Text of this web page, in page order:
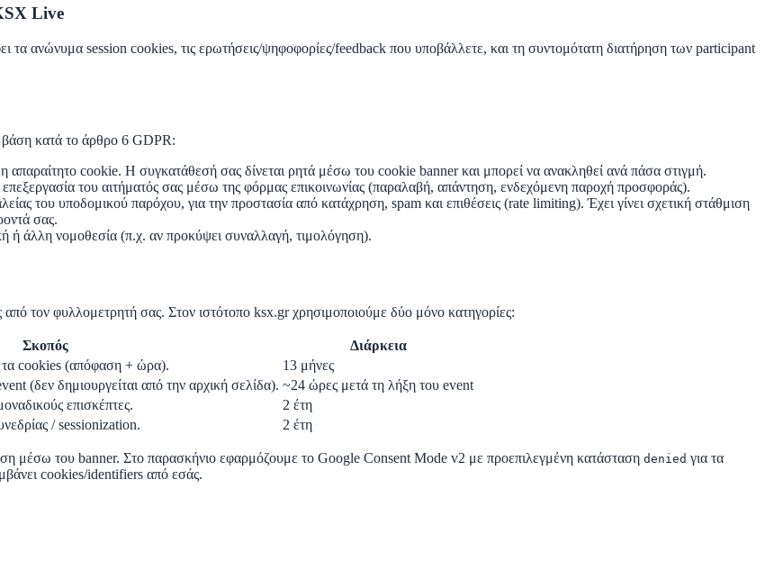
Live
τα ανώνυμα session cookies, τις ερωτήσεις/ψηφοφορίες/feedback που υποβάλλετε, και τη συντομότατη διατήρηση των participant
κατά το άρθρο 6 GDPR:
απαραίτητο cookie. Η συγκατάθεσή σας δίνεται ρητά μέσω του cookie banner και μπορεί να ανακληθεί ανά πάσα στιγμή.
επεξεργασία του αιτήματός σας μέσω της φόρμας επικοινωνίας (παραλαβή, απάντηση, ενδεχόμενη παροχή προσφοράς).
του υποδομικού παρόχου, για την προστασία από κατάχρηση, spam και επιθέσεις (rate limiting). Έχει γίνει σχετική στάθμιση
σας.
ή άλλη νομοθεσία (π.χ. αν προκύψει συναλλαγή, τιμολόγηση).
τον φυλλομετρητή σας. Στον ιστότοπο ksx.gr χρησιμοποιούμε δύο μόνο κατηγορίες:
Σκοπός
Διάρκεια
τα cookies (απόφαση + ώρα).
13 μήνες
(δεν δημιουργείται από την αρχική σελίδα). ~24 ώρες μετά τη λήξη του event
επισκέπτες.
2 έτη
/ sessionization. 2 έτη
μέσω του banner. Στο παρασκήνιο εφαρμόζουμε το Google Consent Mode v2 με προεπιλεγμένη κατάσταση denied για τα
cookies/identifiers από εσάς.